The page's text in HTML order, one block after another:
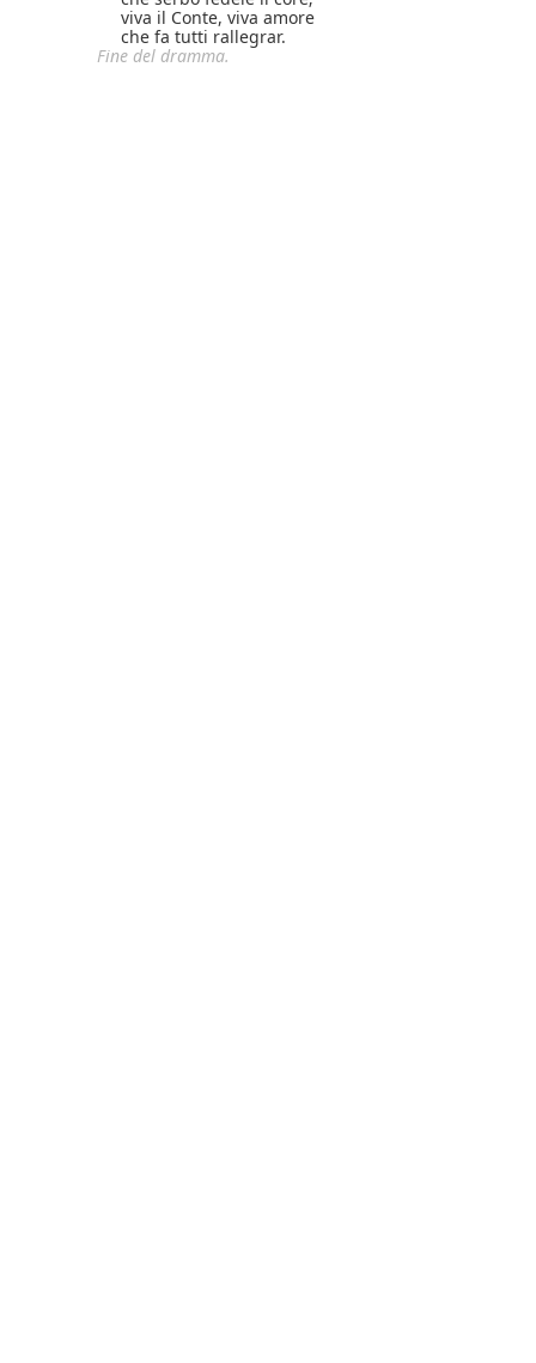
viva il Conte, viva amore
che fa tutti rallegrar.
Fine del dramma.